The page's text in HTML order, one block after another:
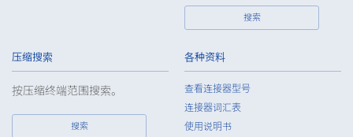
Except as otherwise required by law, the Company shall
stipulated by law when the Company has provided or
received personal data from a third party.
8. When preparing the anonymously processed information, the
Company shall comply with the standards prescribed by laws
and regulations and implement appropriate security control
搜索
压缩搜索
按压缩终端范围搜索。
搜索
各种资料
查看连接器型号
连接器词汇表
使用说明书